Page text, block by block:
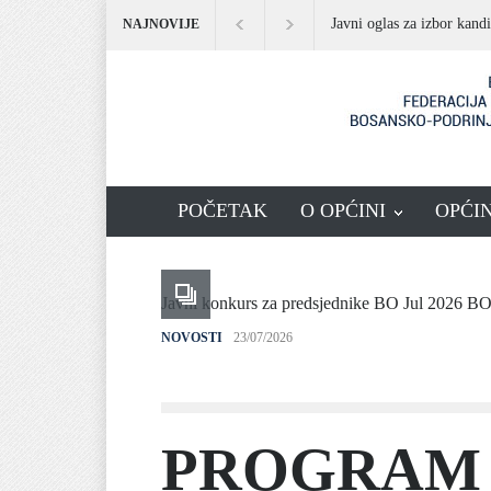
NAJNOVIJE Javni oglas za izbor
POČETAK O OPĆINI
Javni konkurs za predsjednike BO Jul 2026
NOVOSTI 23/07/2026